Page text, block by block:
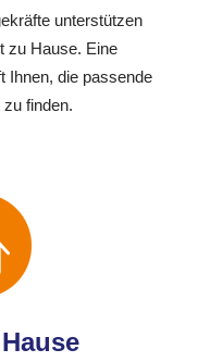
unterstützen
zu Hause. Eine
Ihnen, die passende
finden.